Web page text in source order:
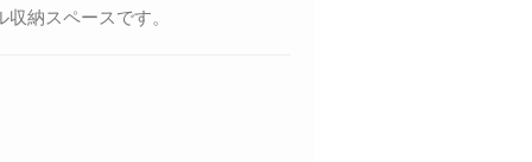
納スペースです。